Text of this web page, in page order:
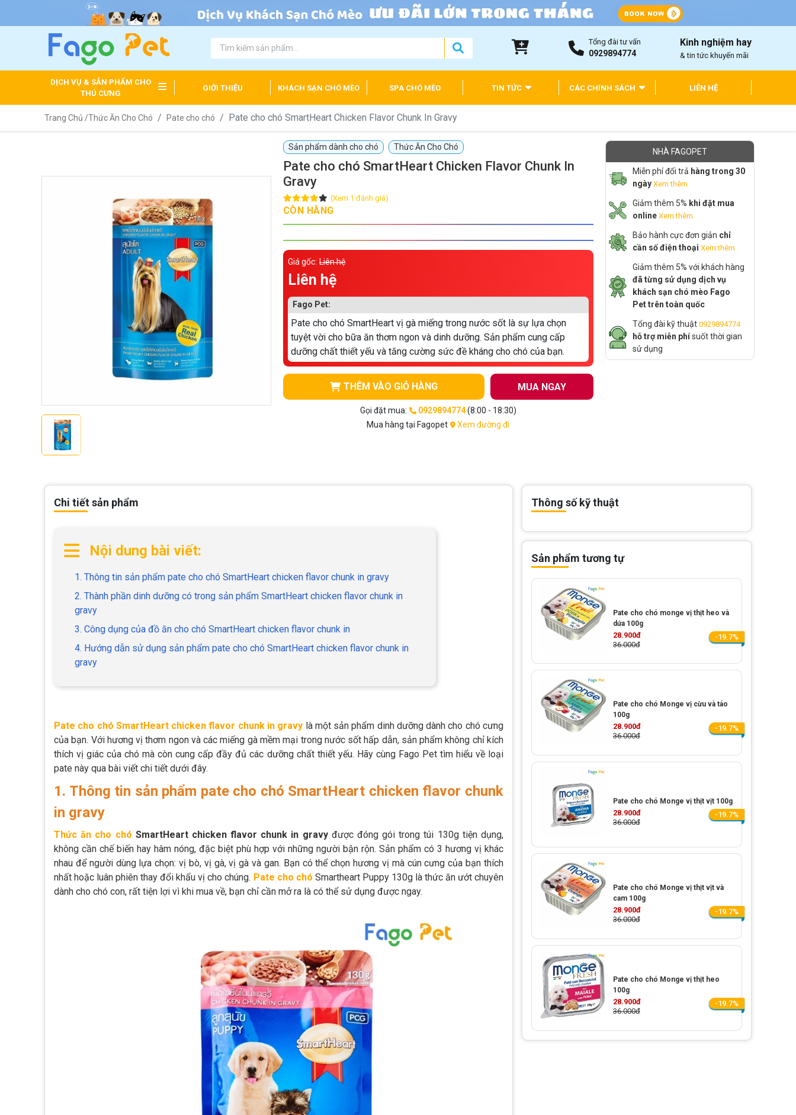
Tổng đài tư vấn
0929894774
Kinh nghiệm hay
& tin tức khuyến mãi
DỊCH VỤ & SẢN PHẨM CHO
THÚ CƯNG
GIỚI THIỆU KHÁCH SẠN CHÓ MÈO SPA CHÓ MÈO TIN TỨC CÁC CHÍNH SÁCH LIÊN HỆ
Trang Chủ /Thức Ăn Cho Chó Pate cho chó Pate cho chó SmartHeart Chicken Flavor Chunk In Gravy
Sản phẩm dành cho chó Thức Ăn Cho Chó
Pate cho chó SmartHeart Chicken Flavor Chunk In
Gravy
(Xem 1 đánh giá)
CÒN HÀNG
Giá gốc: Liên hệ
Liên hệ
Fago Pet:
Pate cho chó SmartHeart vị gà miếng trong nước sốt là sự lựa chọn
tuyệt vời cho bữa ăn thơm ngon và dinh dưỡng. Sản phẩm cung cấp
dưỡng chất thiết yếu và tăng cường sức đề kháng cho chó của bạn.
THÊM VÀO GIỎ HÀNG MUA NGAY
Gọi đặt mua: 0929894774(8:00 - 18:30)
Mua hàng tại Fagopet
Xem đường đi
NHÀ FAGOPET
Miễn phí đổi trả hàng trong 30
ngày Xem thêm
Giảm thêm 5% khi đặt mua
online Xem thêm
Bảo hành cực đơn giản chỉ
cần số điện thoại Xem thêm
Giảm thêm 5% với khách hàng
đã từng sử dụng dịch vụ
khách sạn chó mèo Fago
Pet trên toàn quốc
Tổng đài kỹ thuật 0929894774
hỗ trợ miễn phísuốt thời gian
sử dụng
Chi tiết sản phẩm
Nội dung bài viết:
1. Thông tin sản phẩm pate cho chó SmartHeart chicken flavor chunk in gravy
2. Thành phần dinh dưỡng có trong sản phẩm SmartHeart chicken flavor chunk in
gravy
3. Công dụng của đồ ăn cho chó SmartHeart chicken flavor chunk in
4. Hướng dẫn sử dụng sản phẩm pate cho chó SmartHeart chicken flavor chunk in
gravy
Pate cho chó SmartHeart chicken flavor chunk in gravy là một sản phẩm dinh dưỡng dành cho chó cưng
của bạn. Với hương vị thơm ngon và các miếng gà mềm mại trong nước sốt hấp dẫn, sản phẩm không chỉ kích
thích vị giác của chó mà còn cung cấp đầy đủ các dưỡng chất thiết yếu. Hãy cùng Fago Pet tìm hiểu về loại
pate này qua bài viết chi tiết dưới đây.
1. Thông tin sản phẩm pate cho chó SmartHeart chicken flavor chunk
in gravy
Thức ăn cho chó SmartHeart chicken flavor chunk in gravyđược đóng gói trong túi 130g tiện dụng,
không cần chế biến hay hâm nóng, đặc biệt phù hợp với những người bận rộn. Sản phẩm có 3 hương vị khác
nhau để người dùng lựa chọn: vị bò, vị gà, vị gà và gan. Bạn có thể chọn hương vị mà cún cưng của bạn thích
nhất hoặc luân phiên thay đổi khẩu vị cho chúng. Pate cho chó Smartheart Puppy 130g là thức ăn ướt chuyên
dành cho chó con, rất tiện lợi vì khi mua về, bạn chỉ cần mở ra là có thể sử dụng được ngay.
Thông số kỹ thuật
Sản phẩm tương tự
Pate cho chó monge vị thịt heo và
dứa 100g
28.900đ
36.000đ
-19.7%
Pate cho chó Monge vị cừu và táo
100g
28.900đ
36.000đ
-19.7%
Pate cho chó Monge vị thịt vịt 100g
28.900đ
36.000đ
-19.7%
Pate cho chó Monge vị thịt vịt và
cam 100g
28.900đ
36.000đ
-19.7%
Pate cho chó Monge vị thịt heo
100g
28.900đ
36.000đ
-19.7%